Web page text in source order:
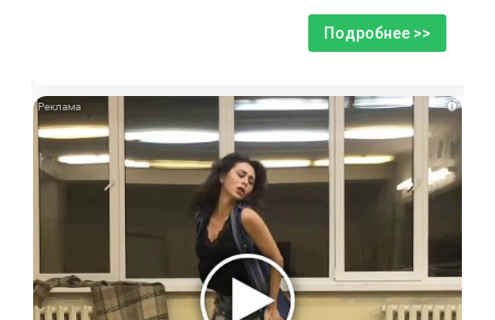
Подробнее >>
i